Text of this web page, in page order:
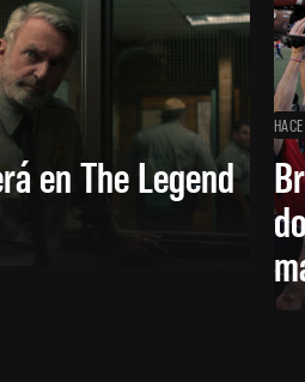
en The Legend